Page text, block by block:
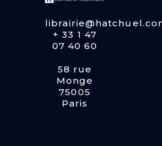
+ 33 1 47
07 40 60
58 rue
Monge
75005
Paris